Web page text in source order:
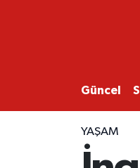
Güncel
YAŞAM
SAMSUN
SAMSUNSPOR
EKONOMİ